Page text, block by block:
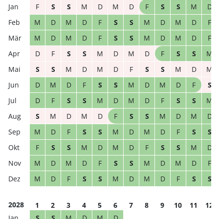
F
S S M D M D F S S M
D
M
D M D F S S M D M D
F
M
D M D F S S M D M D
F
D
F S S M D M D F S S
M
S
S M D M D F S S M D
M
D
M D F S S M D M D F
S
D
F S S M D M D F S S
M
S
M D M D F S S M D M
D
M
D F S S M D M D F S
S
F
S S M D M D F S S M
D
M
D M D F S S M D M D
F
M
D F S S M D M D F S S
2028 1 2 3 4 5 6 7 8 9 10 11
12